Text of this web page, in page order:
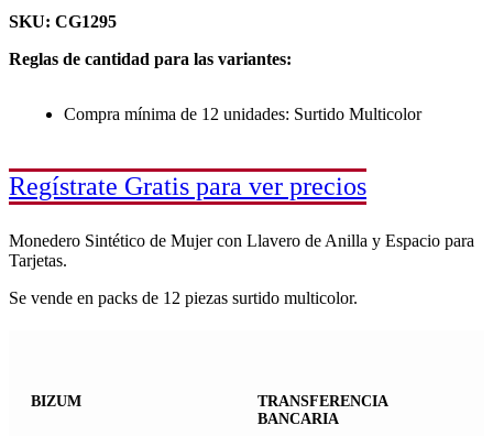
SKU: CG1295
Reglas de cantidad para las variantes:
Compra mínima de 12 unidades: Surtido Multicolor
Regístrate Gratis para ver precios
Monedero Sintético de Mujer con Llavero de Anilla y Espacio para
Tarjetas.
Se vende en packs de 12 piezas surtido multicolor.
BIZUM
TRANSFERENCIA
BANCARIA